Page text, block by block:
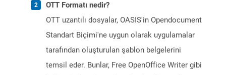
OTT Formatı nedir?
OTT uzantılı dosyalar, OASIS'in Opendocument
Standart Biçimi'ne uygun olarak uygulamalar
tarafından oluşturulan şablon belgelerini
temsil eder. Bunlar, Free OpenOffice Writer gibi